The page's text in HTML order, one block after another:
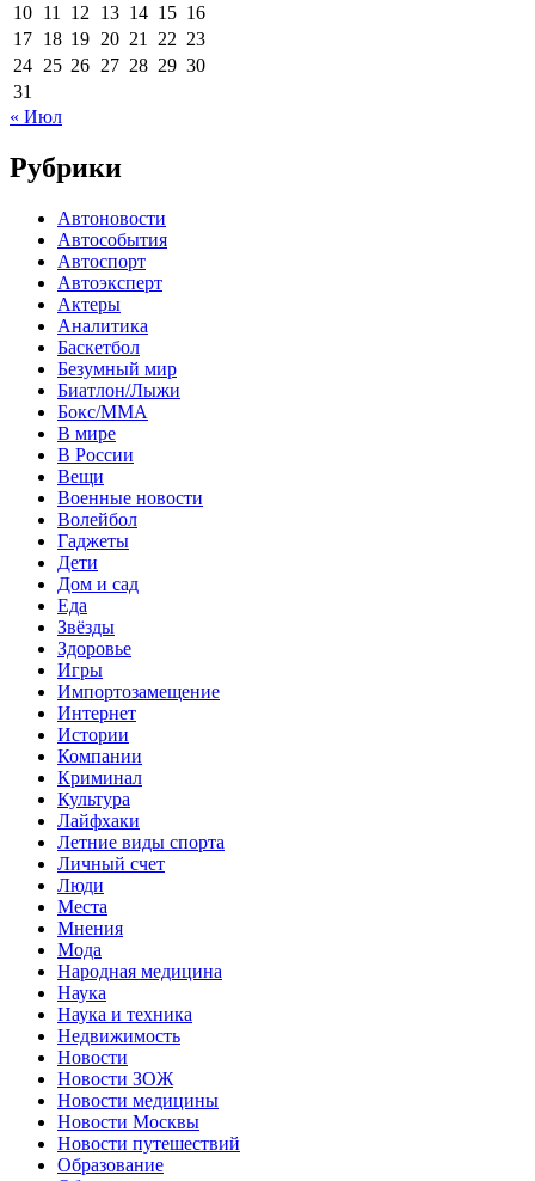
10 11 12 13 14 15 16
17 18 19 20 21 22 23
24 25 26 27 28 29 30
31
« Июл
Рубрики
Автоновости
Автособытия
Автоспорт
Автоэксперт
Актеры
Аналитика
Баскетбол
Безумный мир
Биатлон/Лыжи
Бокс/MMA
В мире
В России
Вещи
Военные новости
Волейбол
Гаджеты
Дети
Дом и сад
Еда
Звёзды
Здоровье
Игры
Импортозамещение
Интернет
Истории
Компании
Криминал
Культура
Лайфхаки
Летние виды спорта
Личный счет
Люди
Места
Мнения
Мода
Народная медицина
Наука
Наука и техника
Недвижимость
Новости
Новости ЗОЖ
Новости медицины
Новости Москвы
Новости путешествий
Образование